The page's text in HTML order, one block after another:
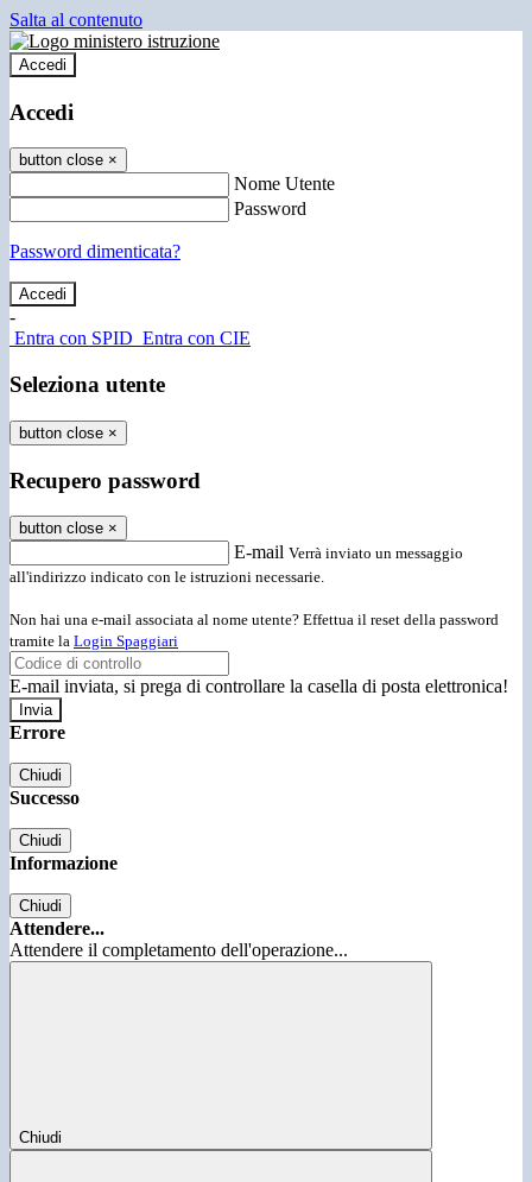
Salta al contenuto
Accedi
Accedi
button close ×
Nome Utente
Password
Password dimenticata?
-
Entra con SPID Entra con CIE
Seleziona utente
button close ×
Recupero password
button close ×
E-mail Verrà inviato un messaggio
all'indirizzo indicato con le istruzioni necessarie.
Non hai una e-mail associata al nome utente? Effettua il reset della password
tramite la Login Spaggiari
E-mail inviata, si prega di controllare la casella di posta elettronica!
Errore
Chiudi
Successo
Chiudi
Informazione
Chiudi
Attendere...
Attendere il completamento dell'operazione...
Chiudi